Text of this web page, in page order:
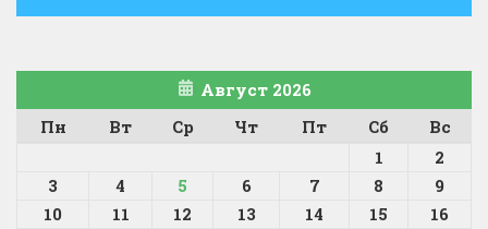
Август 2026
Пн
Вт Ср Чт Пт Сб
Вс
1
2
3
4 5 6 7 8
9
10
11 12 13 14 15
16